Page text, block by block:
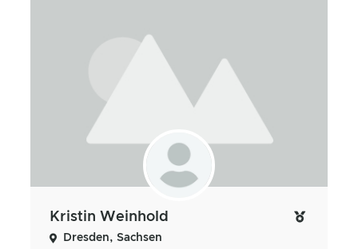
Kristin Weinhold
Dresden, Sachsen